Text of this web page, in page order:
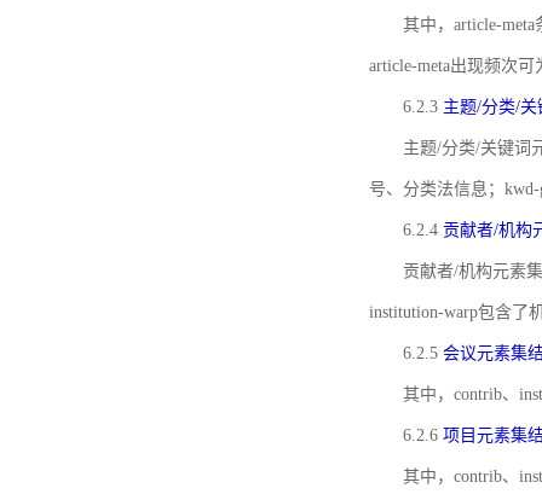
其中，article-
article-meta出现频次可
6.2.3 主题/分类/
主题/分类/关键词
号、分类法信息；
6.2.4 贡献者/机构
贡献者/机构元素
institution-warp包含了
6.2.5 会议元素集
其中，contrib、
6.2.6 项目元素集
其中，contrib、